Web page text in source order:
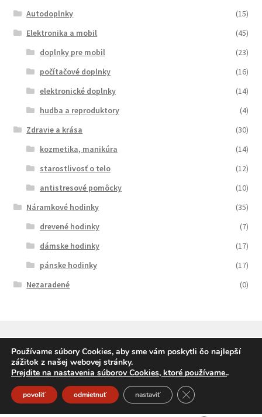
Autodoplnky
(15)
Elektronika a mobil
(45)
doplnky pre mobil
(23)
počítačové doplnky
(16)
elektronické doplnky
(14)
hudba a reproduktory
(4)
Zdravie a krása
(30)
kozmetika, manikúra
(14)
starostlivosť o telo
(12)
antistresové pomôcky
(10)
Náramkové hodinky
(35)
drevené hodinky
(7)
dámske hodinky
(17)
pánske hodinky
(17)
Nezaradené
(0)
© SqueleDarceky.sk 2026
Používame súbory Cookies, aby sme vám poskytli čo najlepší
zážitok z našej webovej stránky.
Prejdite na nastavenia súborov Cookies, ktoré používame..
povoliť odmietnuť nastaviť Close GDPR